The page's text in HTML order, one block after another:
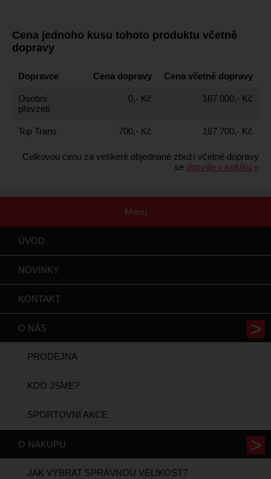
Cena jednoho kusu tohoto produktu včetně
dopravy
Dopravce Cena dopravy Cena včetně dopravy
Osobní
převzetí
0,- Kč 167 000,- Kč
Top Trans 700,- Kč 167 700,- Kč
Celkovou cenu za veškeré objednané zboží včetně dopravy
se dozvíte v košíku »
Menu
ÚVOD
NOVINKY
KONTAKT
O NÁS
PRODEJNA
KDO JSME?
SPORTOVNÍ AKCE
O NÁKUPU
JAK VYBRAT SPRÁVNOU VELIKOST?